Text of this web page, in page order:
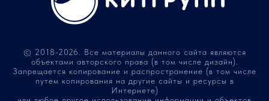
© 2018-2026. Все материалы данного сайта являются
объектами авторского права (в том числе дизайн).
Запрещается копирование и распространение (в том числе
путем копирования на другие сайты и ресурсы в
Интернете)